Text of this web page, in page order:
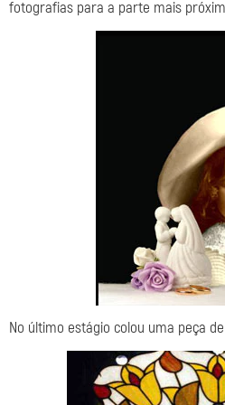
fotografias para a parte mais
No último estágio colou uma peça